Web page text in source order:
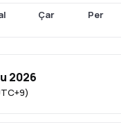
Çar Per
2026